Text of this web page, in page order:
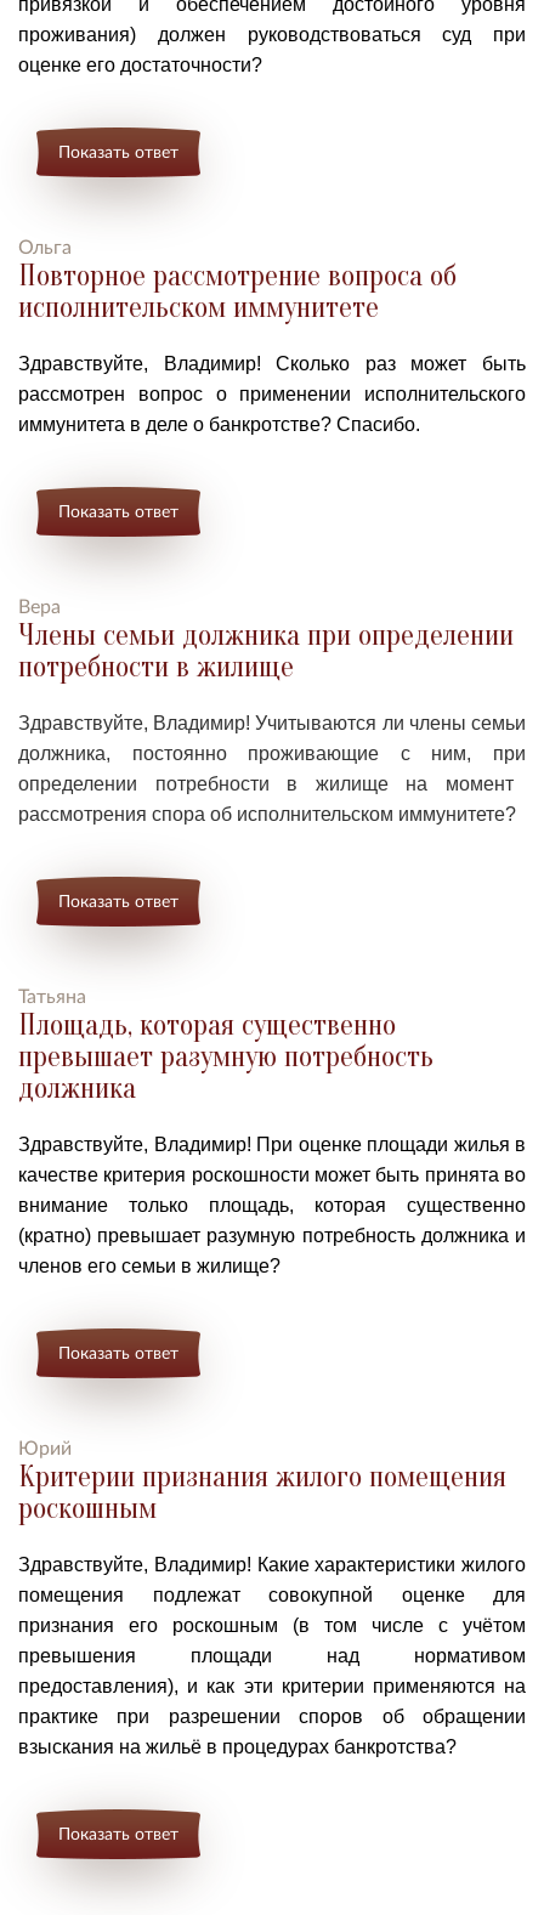
привязкой и обеспечением достойного уровня
проживания) должен руководствоваться суд при
оценке его достаточности?
Показать ответ
Ольга
Повторное рассмотрение вопроса об
исполнительском иммунитете
Здравствуйте, Владимир! Сколько раз может быть
рассмотрен вопрос о применении исполнительского
иммунитета в деле о банкротстве? Спасибо.
Показать ответ
Вера
Члены семьи должника при определении
потребности в жилище
Здравствуйте, Владимир! Учитываются ли члены семьи
должника, постоянно проживающие с ним, при
определении потребности в жилище на момент
рассмотрения спора об исполнительском иммунитете?
Показать ответ
Татьяна
Площадь, которая существенно
превышает разумную потребность
должника
Здравствуйте, Владимир! При оценке площади жилья в
качестве критерия роскошности может быть принята во
внимание только площадь, которая существенно
(кратно) превышает разумную потребность должника и
членов его семьи в жилище?
Показать ответ
Юрий
Критерии признания жилого помещения
роскошным
Здравствуйте, Владимир! Какие характеристики жилого
помещения подлежат совокупной оценке для
признания его роскошным (в том числе с учётом
превышения площади над нормативом
предоставления), и как эти критерии применяются на
практике при разрешении споров об обращении
взыскания на жильё в процедурах банкротства?
Показать ответ